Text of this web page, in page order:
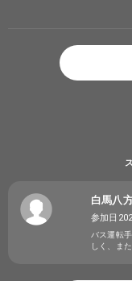
白馬八
参加日
バス運転
しく、ま